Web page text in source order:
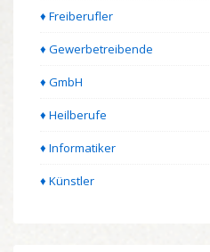
♦ Freiberufler
♦ Gewerbetreibende
♦ GmbH
♦ Heilberufe
♦ Informatiker
♦ Künstler